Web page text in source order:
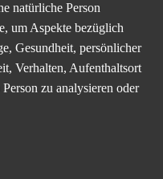
natürliche Person
um Aspekte bezüglich
Gesundheit, persönlicher
Verhalten, Aufenthaltsort
zu analysieren oder